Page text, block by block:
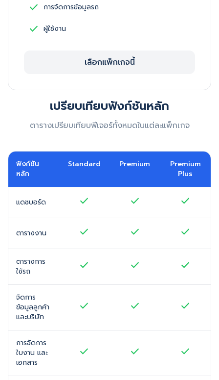
check การจัดการข้อมูลรถ
check ผู้ใช้งาน
เลือกแพ็กเกจนี้
เปรียบเทียบฟังก์ชันหลัก
ตารางเปรียบเทียบฟีเจอร์ทั้งหมดในแต่ละแพ็กเกจ
ฟังก์ชัน
หลัก
Standard Premium
Premium
Plus
แดชบอร์ด check check check
ตารางงาน check check check
ตารางการ
ใช้รถ
check check check
จัดการ
ข้อมูลลูกค้า
และบริษัท
check check check
การจัดการ
ใบงาน และ
เอกสาร
check check check